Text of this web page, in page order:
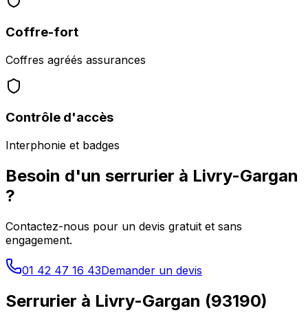
Coffre-fort
Coffres agréés assurances
Contrôle d'accès
Interphonie et badges
Besoin d'un serrurier à Livry-Gargan
?
Contactez-nous pour un devis gratuit et sans
engagement.
01 42 47 16 43Demander un devis
Serrurier à Livry-Gargan (93190)